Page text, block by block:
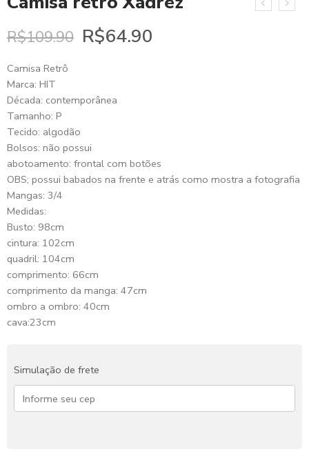
R$109.90 R$64.90
Camisa Retrô
Marca: HIT
Década: contemporânea
Tamanho: P
Tecido: algodão
Bolsos: não possui
abotoamento: frontal com botões
OBS; possui babados na frente e atrás como mostra a fotografia
Mangas: 3/4
Medidas:
Busto: 98cm
cintura: 102cm
quadril: 104cm
comprimento: 66cm
comprimento da manga: 47cm
ombro a ombro: 40cm
cava:23cm
Simulação de frete